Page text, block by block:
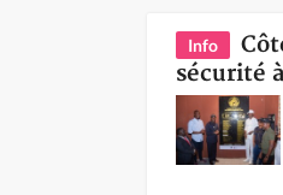
Info
sécurité